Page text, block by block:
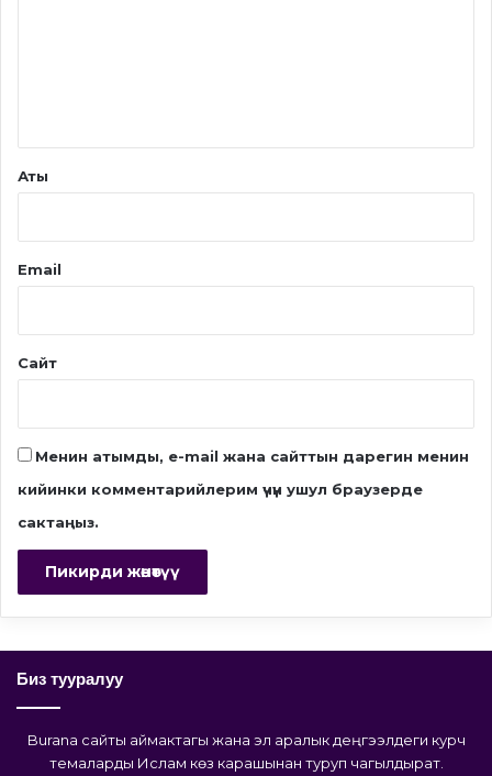
Аты
Email
Сайт
Менин атымды, e-mail жана сайттын дарегин менин
кийинки комментарийлерим үчүн ушул браузерде
сактаңыз.
Биз тууралуу
Burana сайты аймактагы жана эл аралык деңгээлдеги курч
темаларды Ислам көз карашынан туруп чагылдырат.